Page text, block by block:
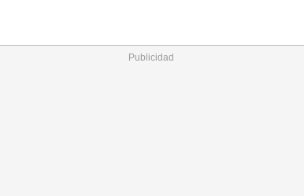
Nacional